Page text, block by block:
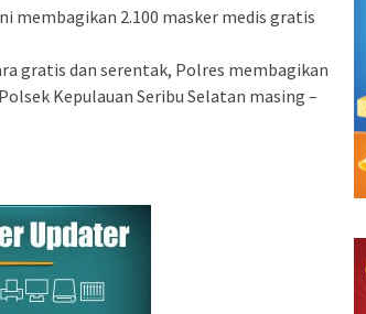
membagikan 2.100 masker medis gratis
gratis dan serentak, Polres membagikan
Kepulauan Seribu Selatan masing –